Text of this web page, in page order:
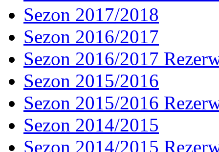
Sezon 2017/2018
Sezon 2016/2017
Sezon 2016/2017
Sezon 2015/2016
Sezon 2015/2016
Sezon 2014/2015
Sezon 2014/2015